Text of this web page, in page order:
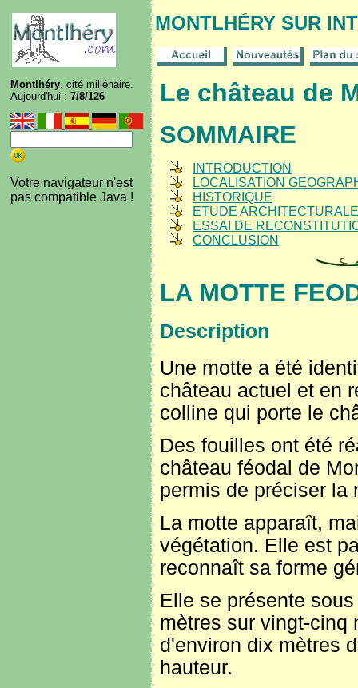
MONTLHÉRY SUR
Montlhéry, cité millénaire.
Aujourd'hui : 7/8/126
Votre navigateur n'est
pas compatible Java !
Le château de
SOMMAIRE
INTRODUCTION
LOCALISATION
HISTORIQUE
ETUDE ARCHITECTURALE
ESSAI DE
CONCLUSION
LA MOTTE
Description
Une motte a été
château actuel et en
colline qui porte le
Des fouilles ont été
château féodal de
permis de préciser la
La motte apparaît,
végétation. Elle est
reconnaît sa forme
Elle se présente
mètres sur vingt-cinq
d'environ dix mètres
hauteur.